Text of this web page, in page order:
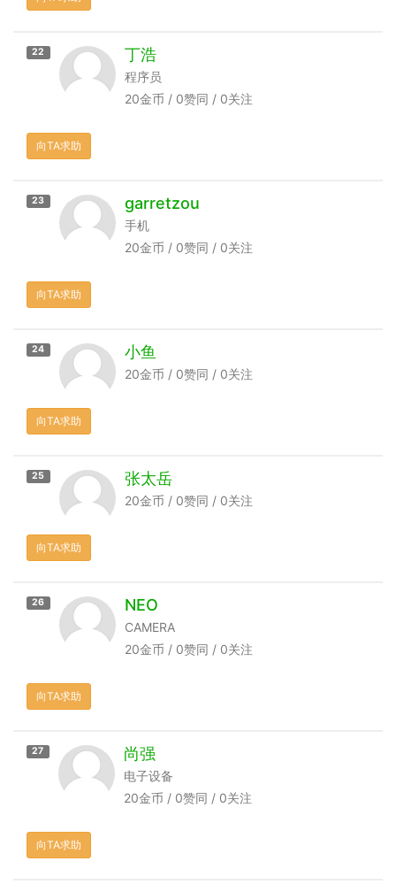
22 丁浩
程序员
20金币 / 0赞同 / 0关注
向TA求助
23 garretzou
手机
20金币 / 0赞同 / 0关注
向TA求助
24 小鱼
20金币 / 0赞同 / 0关注
向TA求助
25 张太岳
20金币 / 0赞同 / 0关注
向TA求助
26 NEO
CAMERA
20金币 / 0赞同 / 0关注
向TA求助
27 尚强
电子设备
20金币 / 0赞同 / 0关注
向TA求助